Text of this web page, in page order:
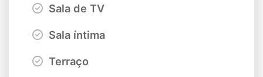
Sala de TV
Sala íntima
Terraço